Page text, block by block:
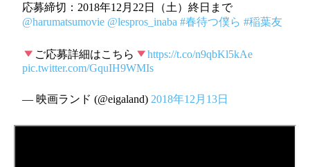
応募締切：2018年12月22日（土）終日まで
@harumatsumovie @lespros_inaba #春待つ僕ら #稲葉友
ご応募詳細はこちら
https://t.co/n9qbKl5kAe
pic.twitter.com/GquIH9WMIs
— 映画ランド (@eigaland) 2018年12月13日